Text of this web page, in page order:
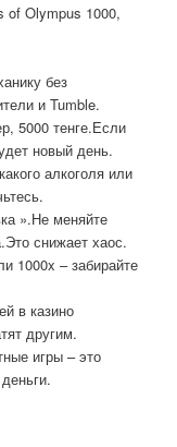
of Olympus 1000,
без
и Tumble.
5000 тенге.Если
новый день.
алкоголя или
».Не меняйте
снижает хаос.
1000x – забирайте
в казино
другим.
игры – это